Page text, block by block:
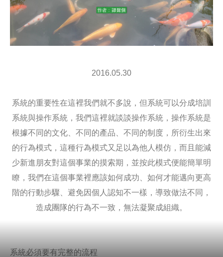
2016.05.30
系統的重要性在這裡我們就不多說，但系統可以分成培訓
系統與操作系統，我們這裡就談談操作系統，操作系統是
根據不同的文化、不同的產品、不同的制度，所衍生出來
的行為模式，這種行為模式又足以為他人模仿，而且能減
少新進朋友對這個事業的摸索期，並按此模式便能簡單明
瞭，我們在這個事業裡應該如何成功、如何才能邁向更高
階的行動步驟、避免因個人認知不一樣，導致做法不同，
造成團隊的行為不一致，無法凝聚成組織。
系統必須要有完整的流程